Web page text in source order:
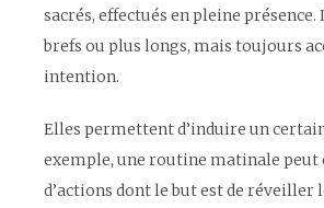
sacrés, effectués en pleine
brefs ou plus longs, mais toujours
intention.
Elles permettent d’induire un
exemple, une routine matinale peut
d’actions dont le but est de réveiller